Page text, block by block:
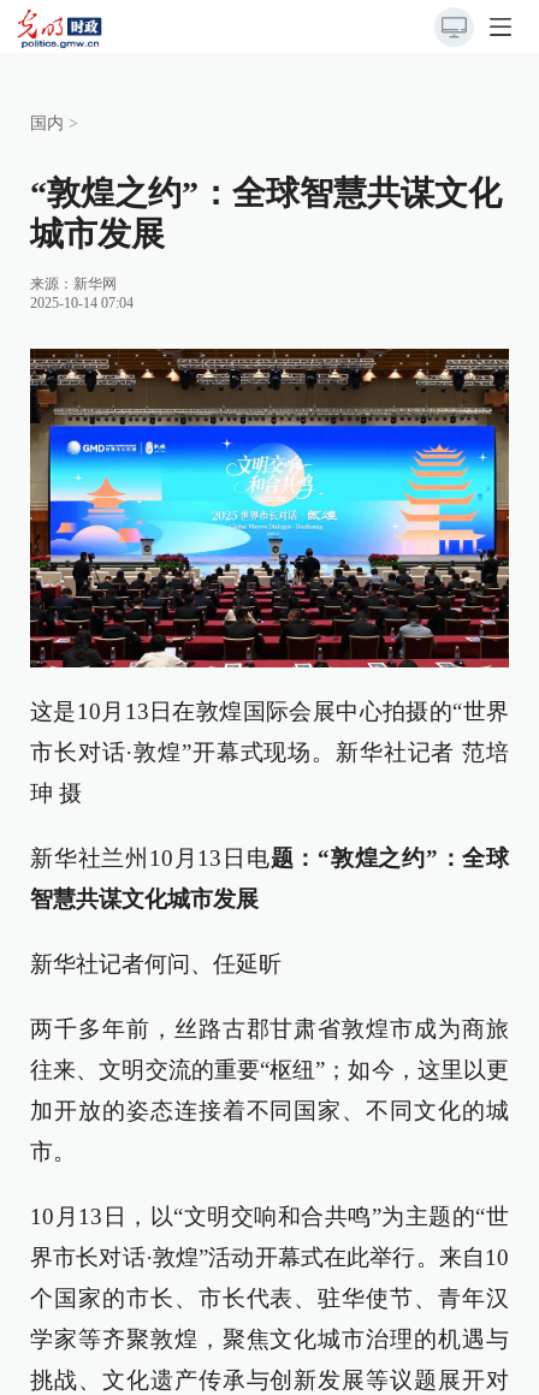
国内 >
“敦煌之约”：全球智慧共谋文化
城市发展
来源： 新华网
2025-10-14 07:04
这是10月13日在敦煌国际会展中心拍摄的“世界
市长对话·敦煌”开幕式现场。新华社记者 范培
珅 摄
新华社兰州10月13日电题：“敦煌之约”：全球
智慧共谋文化城市发展
新华社记者何问、任延昕
两千多年前，丝路古郡甘肃省敦煌市成为商旅
往来、文明交流的重要“枢纽”；如今，这里以更
加开放的姿态连接着不同国家、不同文化的城
市。
10月13日，以“文明交响和合共鸣”为主题的“世
界市长对话·敦煌”活动开幕式在此举行。来自10
个国家的市长、市长代表、驻华使节、青年汉
学家等齐聚敦煌，聚焦文化城市治理的机遇与
挑战、文化遗产传承与创新发展等议题展开对